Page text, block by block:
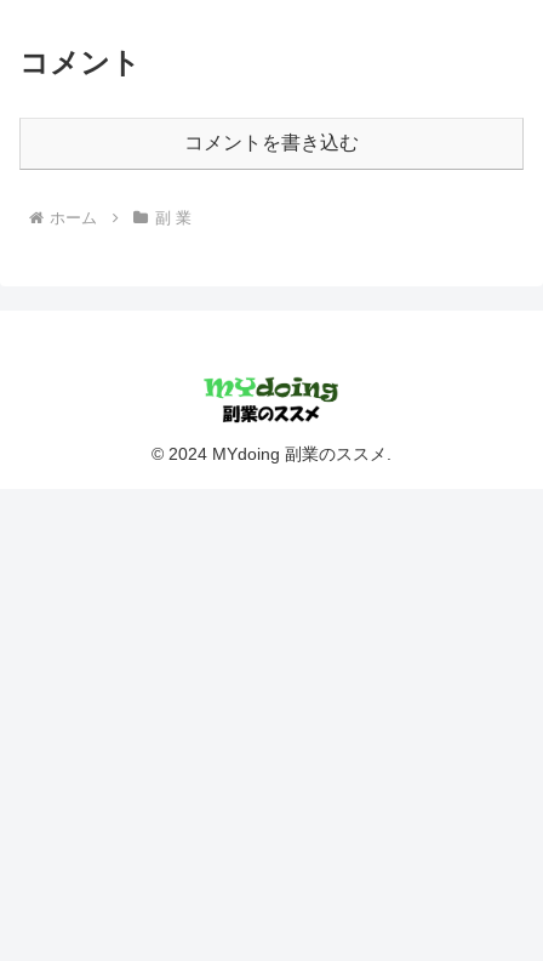
コメント
コメントを書き込む
ホーム 副 業
© 2024 MYdoing 副業のススメ.